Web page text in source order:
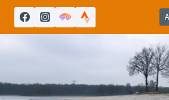
Doorgaan
naar